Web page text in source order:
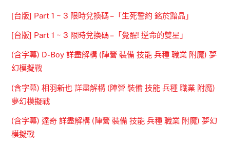
[台版] Part 1 ~ 3 限時兌換碼 –「生死誓約 銘於黯晶」
[台版] Part 1 ~ 3 限時兌換碼 –「覺醒! 逆命的雙星」
(含字幕) D-Boy 詳盡解構 (陣營 裝備 技能 兵種 職業 附魔) 夢
幻模擬戰
(含字幕) 相羽新也 詳盡解構 (陣營 裝備 技能 兵種 職業 附魔)
夢幻模擬戰
(含字幕) 達奇 詳盡解構 (陣營 裝備 技能 兵種 職業 附魔) 夢幻
模擬戰